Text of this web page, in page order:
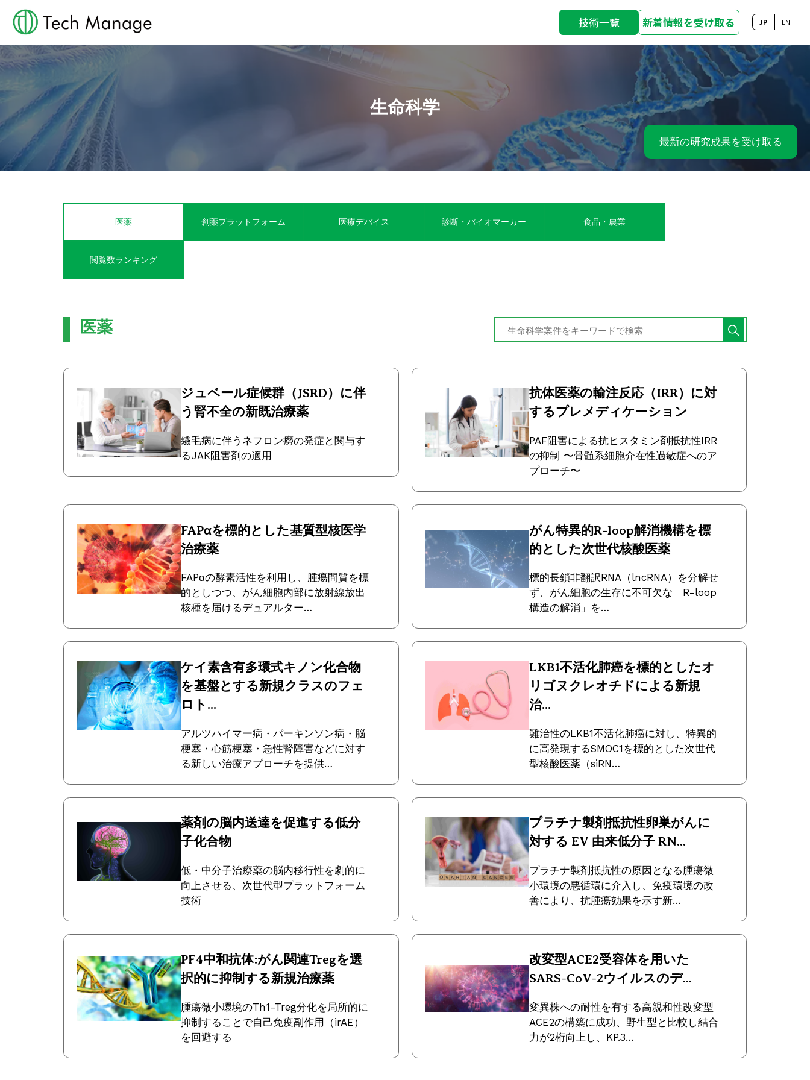
技術一覧 新着情報を受け取る JP EN
生命科学
最新の研究成果を受け取る
医薬 創薬プラットフォーム 医療デバイス 診断・バイオマーカー 食品・農業
閲覧数ランキング
医薬
ジュベール症候群（JSRD）に伴
う腎不全の新既治療薬
繊毛病に伴うネフロン癆の発症と関与す
るJAK阻害剤の適用
抗体医薬の輸注反応（IRR）に対
するプレメディケーション
PAF阻害による抗ヒスタミン剤抵抗性IRR
の抑制 〜骨髄系細胞介在性過敏症へのア
プローチ〜
FAPαを標的とした基質型核医学
治療薬
FAPαの酵素活性を利用し、腫瘍間質を標
的としつつ、がん細胞内部に放射線放出
核種を届けるデュアルター…
がん特異的R-loop解消機構を標
的とした次世代核酸医薬
標的長鎖非翻訳RNA（lncRNA）を分解せ
ず、がん細胞の生存に不可欠な「R-loop
構造の解消」を…
ケイ素含有多環式キノン化合物
を基盤とする新規クラスのフェ
ロト...
アルツハイマー病・パーキンソン病・脳
梗塞・心筋梗塞・急性腎障害などに対す
る新しい治療アプローチを提供…
LKB1不活化肺癌を標的としたオ
リゴヌクレオチドによる新規
治...
難治性のLKB1不活化肺癌に対し、特異的
に高発現するSMOC1を標的とした次世代
型核酸医薬（siRN…
薬剤の脳内送達を促進する低分
子化合物
低・中分子治療薬の脳内移行性を劇的に
向上させる、次世代型プラットフォーム
技術
プラチナ製剤抵抗性卵巣がんに
対する EV 由来低分子 RN...
プラチナ製剤抵抗性の原因となる腫瘍微
小環境の悪循環に介入し、免疫環境の改
善により、抗腫瘍効果を示す新…
PF4中和抗体:がん関連Tregを選
択的に抑制する新規治療薬
腫瘍微小環境のTh1-Treg分化を局所的に
抑制することで自己免疫副作用（irAE）
を回避する
改変型ACE2受容体を用いた
SARS-CoV-2ウイルスのデ...
変異株への耐性を有する高親和性改変型
ACE2の構築に成功、野生型と比較し結合
力が2桁向上し、KP.3…